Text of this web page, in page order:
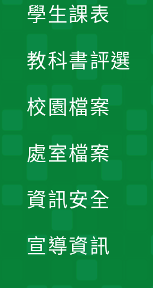
學生課表
教科書評選
校園檔案
處室檔案
資訊安全
宣導資訊